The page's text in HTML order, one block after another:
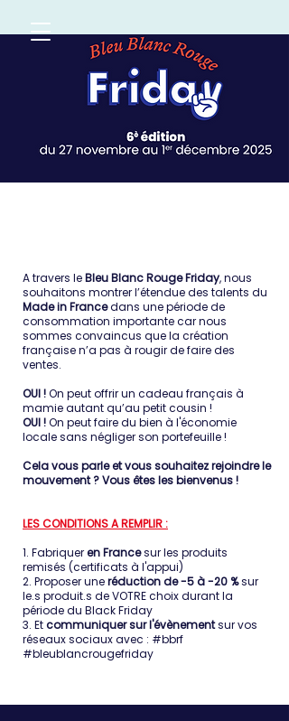
A travers leBleu Blanc Rouge Friday, nous
souhaitons montrer l’étendue des talents du
Made in Francedans une période de
consommation importante car nous
sommes convaincus que la création
française n’a pas à rougir de faire des
ventes.
OUI !On peut offrir un cadeau français à
mamie autant qu’au petit cousin !
OUI !On peut faire du bien à l'économie
locale sans négliger son portefeuille !
Cela vous parle et vous souhaitez rejoindre le
mouvement ? Vous êtes les bienvenus !
LES CONDITIONS A REMPLIR :
1. Fabriqueren Francesur les produits
remisés (certificats à l'appui)
2. Proposer uneréduction de -5 à -20 %sur
le.s produit.s de VOTRE choix durant la
période du Black Friday
3. Etcommuniquer sur l'évènementsur vos
réseaux sociaux avec : #bbrf
#bleublancrougefriday